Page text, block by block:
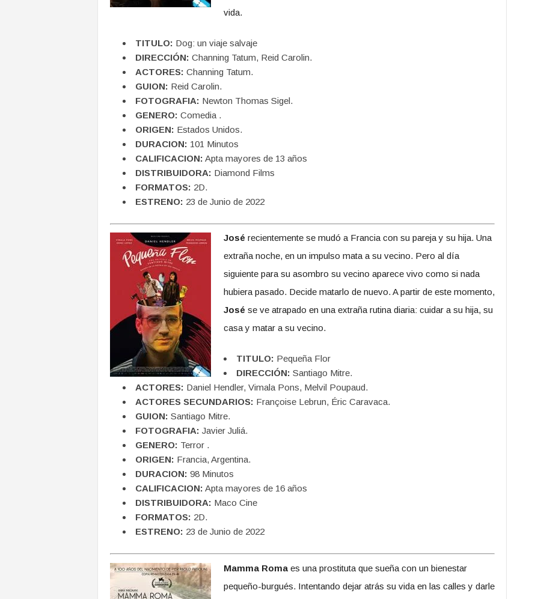
vida.
TITULO: Dog: un viaje salvaje
DIRECCIÓN: Channing Tatum, Reid Carolin.
ACTORES: Channing Tatum.
GUION: Reid Carolin.
FOTOGRAFIA: Newton Thomas Sigel.
GENERO: Comedia .
ORIGEN: Estados Unidos.
DURACION: 101 Minutos
CALIFICACION: Apta mayores de 13 años
DISTRIBUIDORA: Diamond Films
FORMATOS: 2D.
ESTRENO: 23 de Junio de 2022
José recientemente se mudó a Francia con su pareja y su hija. Una
extraña noche, en un impulso mata a su vecino. Pero al día
siguiente para su asombro su vecino aparece vivo como si nada
hubiera pasado. Decide matarlo de nuevo. A partir de este momento,
José se ve atrapado en una extraña rutina diaria: cuidar a su hija, su
casa y matar a su vecino.
TITULO: Pequeña Flor
DIRECCIÓN: Santiago Mitre.
ACTORES: Daniel Hendler, Vimala Pons, Melvil Poupaud.
ACTORES SECUNDARIOS: Françoise Lebrun, Éric Caravaca.
GUION: Santiago Mitre.
FOTOGRAFIA: Javier Juliá.
GENERO: Terror .
ORIGEN: Francia, Argentina.
DURACION: 98 Minutos
CALIFICACION: Apta mayores de 16 años
DISTRIBUIDORA: Maco Cine
FORMATOS: 2D.
ESTRENO: 23 de Junio de 2022
Mamma Roma es una prostituta que sueña con un bienestar
pequeño-burgués. Intentando dejar atrás su vida en las calles y darle